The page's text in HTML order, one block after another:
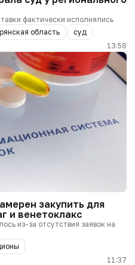
фактически исполнялись
область
суд
13:58
закупить для
и венетоклакс
из-за отсутствия заявок на
11:37